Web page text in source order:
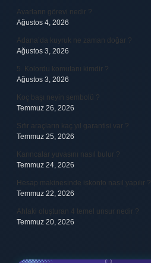
Avarların görevi nedir ?
Ağustos 4, 2026
Adana’da kuyruk ne zaman doğar ?
Ağustos 3, 2026
5. Kolordu komutanı kimdir ?
Ağustos 3, 2026
Koç başı neyin sembolü ?
Temmuz 26, 2026
Sıfır araçların kaç yıl garantisi var ?
Temmuz 25, 2026
Karıncalar yuvasını nasıl bulur ?
Temmuz 24, 2026
Hesap makinesinde iskonto nasıl yapılır ?
Temmuz 22, 2026
Ahlaki oluşturan 4 temel unsur nedir ?
Temmuz 20, 2026